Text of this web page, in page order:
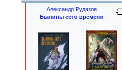
Александр Рудазов
Былины сего времени